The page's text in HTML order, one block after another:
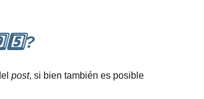
post, si bien también es posible